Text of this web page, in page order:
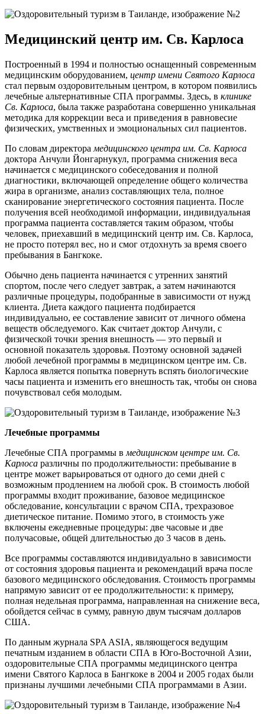
Медицинский центр им. Св. Карлоса
Построенный в 1994 и полностью оснащенный современным
медицинским оборудованием, центр имени Святого Карлоса
стал первым оздоровительным центром, в котором появились
лечебные альтернативные СПА программы. Здесь, в клинике
Св. Карлоса, была также разработана совершенно уникальная
методика для коррекции веса и приведения в равновесие
физических, умственных и эмоциональных сил пациентов.
По словам директора медицинского центра им. Св. Карлоса
доктора Анчули Йонгарнукул, программа снижения веса
начинается с медицинского собеседования и полной
диагностики, включающей определение общего количества
жира в организме, анализ составляющих тела, полное
сканирование энергетического состояния пациента. После
получения всей необходимой информации, индивидуальная
программа пациента составляется таким образом, чтобы
человек, приехавший в медицинский центр им. Св. Карлоса,
не просто потерял вес, но и смог отдохнуть за время своего
пребывания в Бангкоке.
Обычно день пациента начинается с утренних занятий
спортом, после чего следует завтрак, а затем начинаются
различные процедуры, подобранные в зависимости от нужд
клиента. Диета каждого пациента подбирается
индивидуально, ее составление зависит от личного обмена
веществ обследуемого. Как считает доктор Анчули, с
физической точки зрения внешность — это первый и
основной показатель здоровья. Поэтому основной задачей
любой лечебной программы в медицинском центре им. Св.
Карлоса является попытка повернуть вспять биологические
часы пациента и изменить его внешность так, чтобы он снова
почувствовал себя молодым.
Лечебные программы
Лечебные СПА программы в медицинском центре им. Св.
Карлоса различны по продолжительности: пребывание в
центре может варьироваться от одного до семи дней с
возможным продлением на любой срок. В стоимость любой
программы входит проживание, базовое медицинское
обследование, консультации с врачом СПА, трехразовое
диетическое питание. Помимо этого, в стоимость уже
включены ежедневные процедуры: две часовые и две
получасовые, общей длительностью до 3 часов в день.
Все программы составляются индивидуально в зависимости
от состояния здоровья пациента и рекомендаций врача после
базового медицинского обследования. Стоимость программы
напрямую зависит от ее продолжительности: к примеру,
полная недельная программа, направленная на снижение веса,
обойдется сейчас в сумму, равную двум тысячам долларов
США.
По данным журнала SPA ASIA, являющегося ведущим
печатным изданием в области СПА в Юго-Восточной Азии,
оздоровительные СПА программы медицинского центра
имени Святого Карлоса в Бангкоке в 2004 и 2005 годах были
признаны лучшими лечебными СПА программами в Азии.